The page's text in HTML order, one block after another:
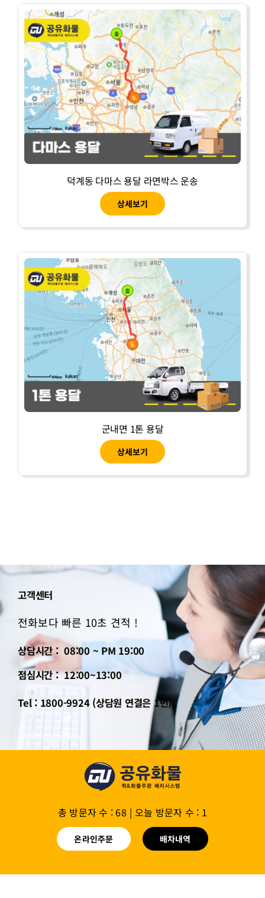
덕계동 다마스 용달 라면박스 운송
상세보기
군내면 1톤 용달
상세보기
고객센터
전화보다 빠른 10초 견적 !
상담시간 : 08:00 ~ PM 19:00
점심시간 : 12:00~13:00
Tel : 1800-9924 (상담원 연결은 1번)
총 방문자 수 : 68 | 오늘 방문자 수 : 1
온라인주문 배차내역